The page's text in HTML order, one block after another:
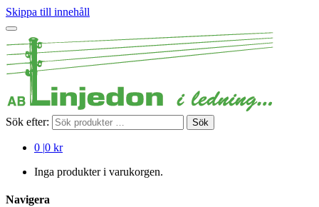
Skippa till innehåll
Sök efter: Sök
0 |0 kr
Inga produkter i varukorgen.
Navigera